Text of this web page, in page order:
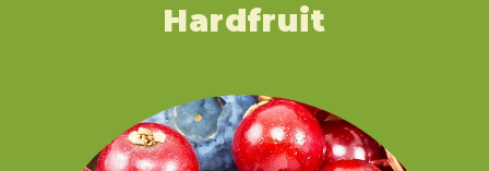
Hardfruit